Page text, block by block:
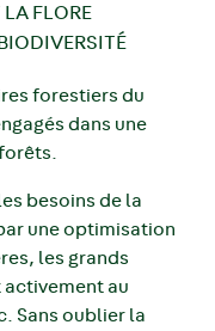
LA FLORE
forestiers du
dans une
besoins de la
une optimisation
les grands
au
Sans oublier la